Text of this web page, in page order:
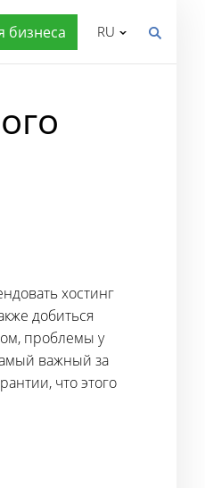
бизнеса RU
хостинг
добиться
проблемы у
важный за
что этого